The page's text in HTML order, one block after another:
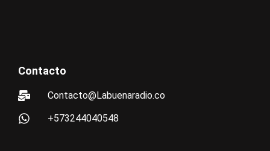
Contacto
Contacto@Labuenaradio.co
+573244040548